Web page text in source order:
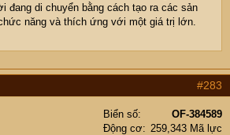
đang di chuyển bằng cách tạo ra các sản
năng và thích ứng với một giá trị lớn.
#283
Biển số
OF-384589
Động cơ
259,343 Mã lực